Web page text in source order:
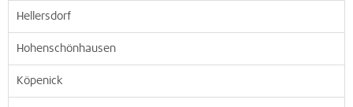
Hellersdorf
Hohenschönhausen
Köpenick